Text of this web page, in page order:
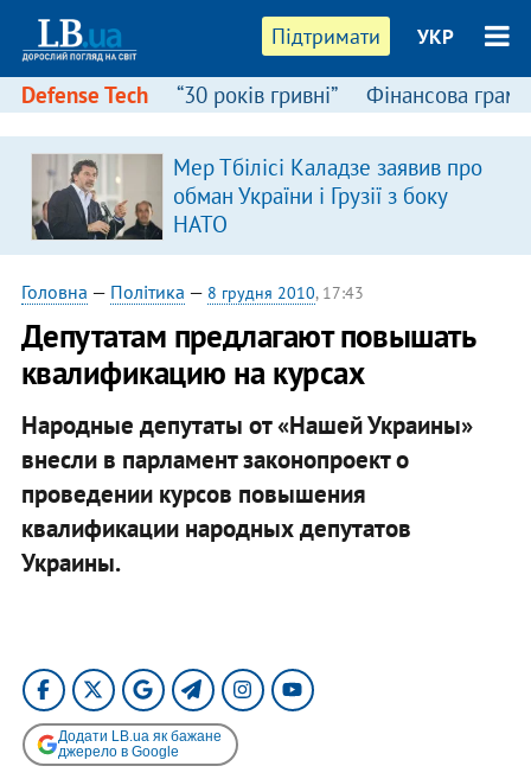
Підтримати УКР
Defense Tech “30 років гривні” Фінансова
Мер Тбілісі Каладзе заявив про
обман України і Грузії з боку
НАТО
Головна — Політика — 8 грудня 2010, 17:43
Депутатам предлагают повышать
квалификацию на курсах
Народные депутаты от «Нашей Украины»
внесли в парламент законопроект о
проведении курсов повышения
квалификации народных депутатов
Украины.
Додати LB.ua як бажане
джерело в Google